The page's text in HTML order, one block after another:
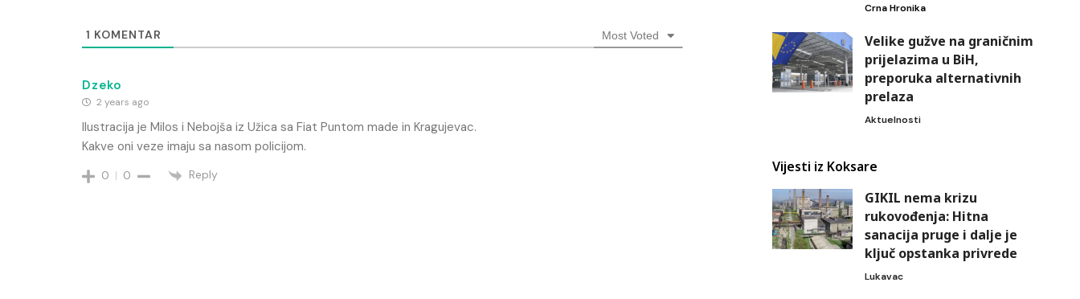
1 KOMENTAR Most Voted
Dzeko
2 years ago
Ilustracija je Milos i Nebojša iz Užica sa Fiat Puntom made in Kragujevac.
Kakve oni veze imaju sa nasom policijom.
0 0 Reply
Crna Hronika
Velike gužve na graničnim
prijelazima u BiH,
preporuka alternativnih
prelaza
Aktuelnosti
Vijesti iz Koksare
GIKIL nema krizu
rukovođenja: Hitna
sanacija pruge i dalje je
ključ opstanka privrede
Lukavac